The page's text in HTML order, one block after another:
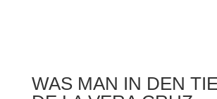
WAS MAN IN DEN